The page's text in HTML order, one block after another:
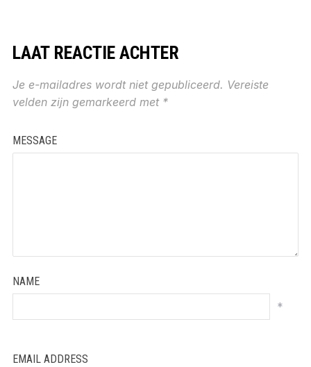
LAAT REACTIE ACHTER
Je e-mailadres wordt niet gepubliceerd. Vereiste
velden zijn gemarkeerd met *
MESSAGE
NAME
*
EMAIL ADDRESS